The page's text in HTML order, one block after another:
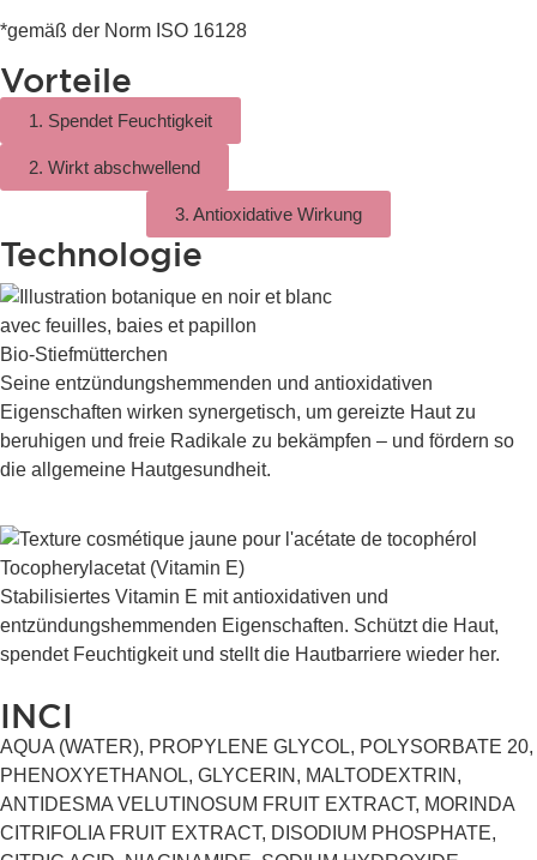
*gemäß der Norm ISO 16128
Vorteile
1. Spendet Feuchtigkeit
2. Wirkt abschwellend
3. Antioxidative Wirkung
Technologie
Bio-Stiefmütterchen
Seine entzündungshemmenden und antioxidativen
Eigenschaften wirken synergetisch, um gereizte Haut zu
beruhigen und freie Radikale zu bekämpfen – und fördern so
die allgemeine Hautgesundheit.
Tocopherylacetat (Vitamin E)
Stabilisiertes Vitamin E mit antioxidativen und
entzündungshemmenden Eigenschaften. Schützt die Haut,
spendet Feuchtigkeit und stellt die Hautbarriere wieder her.
INCI
AQUA (WATER), PROPYLENE GLYCOL, POLYSORBATE 20,
PHENOXYETHANOL, GLYCERIN, MALTODEXTRIN,
ANTIDESMA VELUTINOSUM FRUIT EXTRACT, MORINDA
CITRIFOLIA FRUIT EXTRACT, DISODIUM PHOSPHATE,